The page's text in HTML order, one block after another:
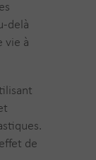
delà
vie à
de